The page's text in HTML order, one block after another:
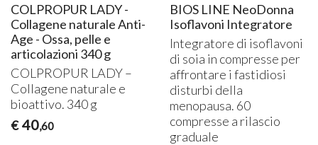
COLPROPUR LADY -
Collagene naturale Anti-
Age - Ossa, pelle e
articolazioni 340 g
COLPROPUR LADY–
Collagene naturale e
bioattivo. 340 g
€ 40,60
BIOS LINE NeoDonna
Isoflavoni Integratore
Integratore di isoflavoni
di soia in compresse per
affrontare i fastidiosi
disturbi della
menopausa. 60
compresse a rilascio
graduale